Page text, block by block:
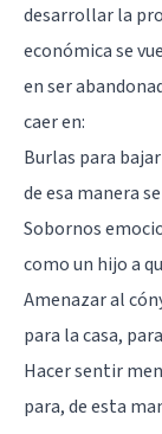
desarrollar la
económica se
en ser
caer en:
Burlas para
de esa manera
Sobornos
como un hijo a
Amenazar al
para la casa,
Hacer sentir
para, de esta